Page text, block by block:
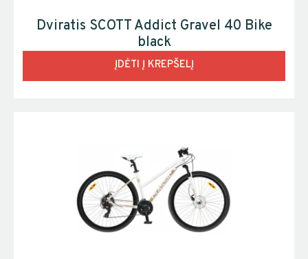
Dviratis SCOTT Addict Gravel 40 Bike
black
ĮDĖTI Į KREPŠELĮ